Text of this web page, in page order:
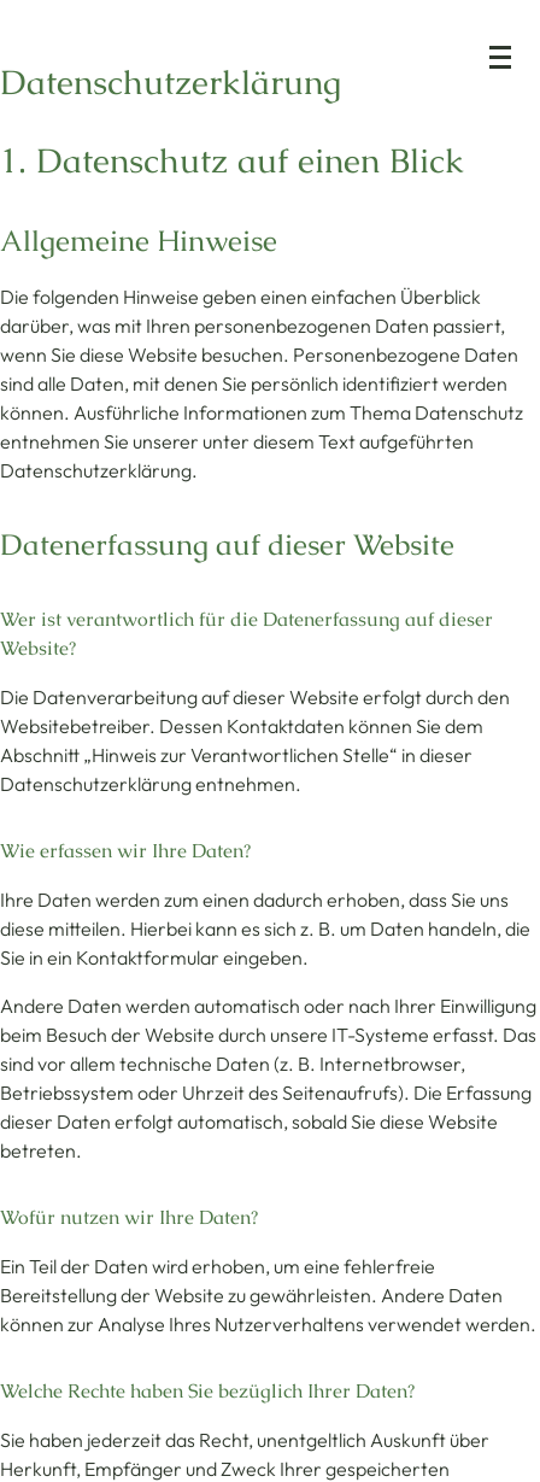
Datenschutz­erklärung
1. Datenschutz auf einen Blick
Allgemeine Hinweise
Die folgenden Hinweise geben einen einfachen Überblick
darüber, was mit Ihren personenbezogenen Daten passiert,
wenn Sie diese Website besuchen. Personenbezogene Daten
sind alle Daten, mit denen Sie persönlich identifiziert werden
können. Ausführliche Informationen zum Thema Datenschutz
entnehmen Sie unserer unter diesem Text aufgeführten
Datenschutzerklärung.
Datenerfassung auf dieser Website
Wer ist verantwortlich für die Datenerfassung auf dieser
Website?
Die Datenverarbeitung auf dieser Website erfolgt durch den
Websitebetreiber. Dessen Kontaktdaten können Sie dem
Abschnitt „Hinweis zur Verantwortlichen Stelle“ in dieser
Datenschutzerklärung entnehmen.
Wie erfassen wir Ihre Daten?
Ihre Daten werden zum einen dadurch erhoben, dass Sie uns
diese mitteilen. Hierbei kann es sich z. B. um Daten handeln, die
Sie in ein Kontaktformular eingeben.
Andere Daten werden automatisch oder nach Ihrer Einwilligung
beim Besuch der Website durch unsere IT-Systeme erfasst. Das
sind vor allem technische Daten (z. B. Internetbrowser,
Betriebssystem oder Uhrzeit des Seitenaufrufs). Die Erfassung
dieser Daten erfolgt automatisch, sobald Sie diese Website
betreten.
Wofür nutzen wir Ihre Daten?
Ein Teil der Daten wird erhoben, um eine fehlerfreie
Bereitstellung der Website zu gewährleisten. Andere Daten
können zur Analyse Ihres Nutzerverhaltens verwendet werden.
Welche Rechte haben Sie bezüglich Ihrer Daten?
Sie haben jederzeit das Recht, unentgeltlich Auskunft über
Herkunft, Empfänger und Zweck Ihrer gespeicherten